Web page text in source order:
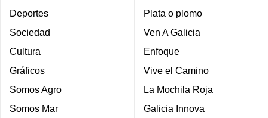
Deportes
Sociedad
Cultura
Gráficos
Somos Agro
Somos Mar
Plata o plomo
Ven A Galicia
Enfoque
Vive el Camino
La Mochila Roja
Galicia Innova